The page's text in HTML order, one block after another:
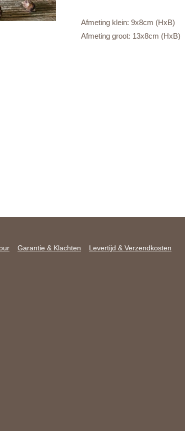
Afmeting klein: 9x8cm (HxB)
Afmeting groot: 13x8cm (HxB)
Garantie & Klachten Levertijd & Verzendkosten